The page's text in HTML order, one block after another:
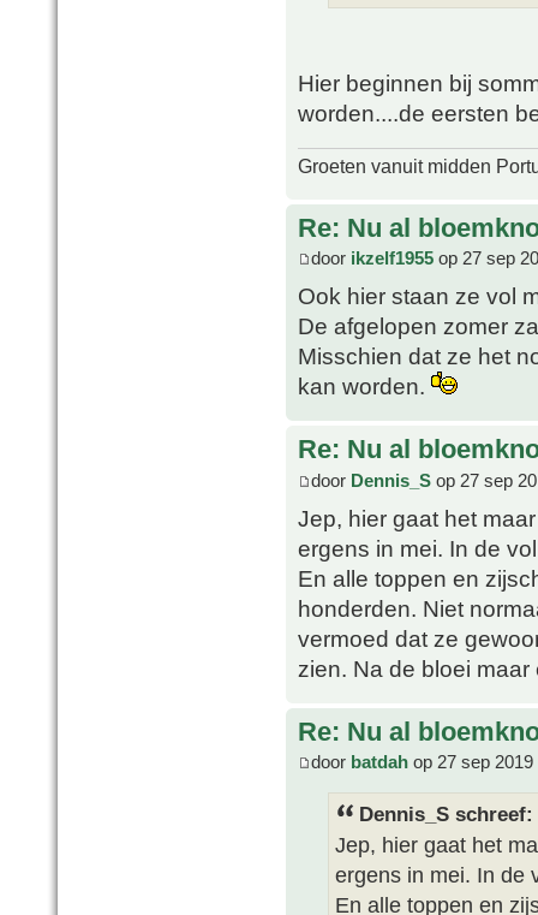
Hier beginnen bij
worden....de eersten
Groeten vanuit midden
Re: Nu al
door ikzelf1955 op 27 sep
Ook hier staan ze vol
De afgelopen zomer
Misschien dat ze het
kan worden.
Re: Nu al
door Dennis_S op 27 sep
Jep, hier gaat het
ergens in mei. In de
En alle toppen en
honderden. Niet
vermoed dat ze
zien. Na de bloei
Re: Nu al
door batdah op 27 sep 2019
Dennis_S schreef:
Jep, hier gaat het
ergens in mei. In de
En alle toppen en